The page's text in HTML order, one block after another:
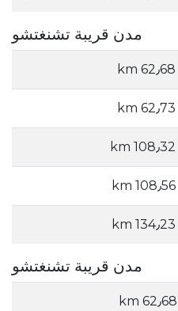
مدن قريبة تشنغتشو
62٫68 km
62٫73 km
108٫32 km
108٫56 km
134٫23 km
مدن قريبة تشنغتشو
62٫68 km